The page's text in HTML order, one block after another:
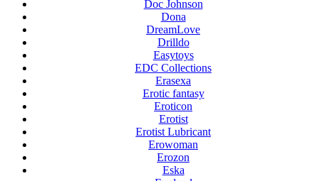
Doc Johnson
Dona
DreamLove
Drilldo
Easytoys
EDC Collections
Erasexa
Erotic fantasy
Eroticon
Erotist
Erotist Lubricant
Erowoman
Erozon
Eska